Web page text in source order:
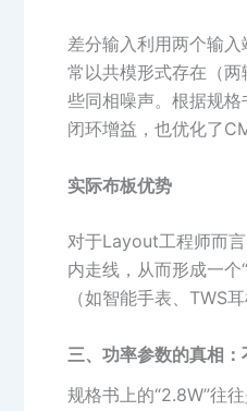
差分输入利用两个输
常以共模形式存在（
些同相噪声。根据规
闭环增益，也优化了
实际布板优势
对于Layout工程师而
内走线，从而形成一
（如智能手表、TWS
三、功率参数的真相
规格书上的“2.8W”往